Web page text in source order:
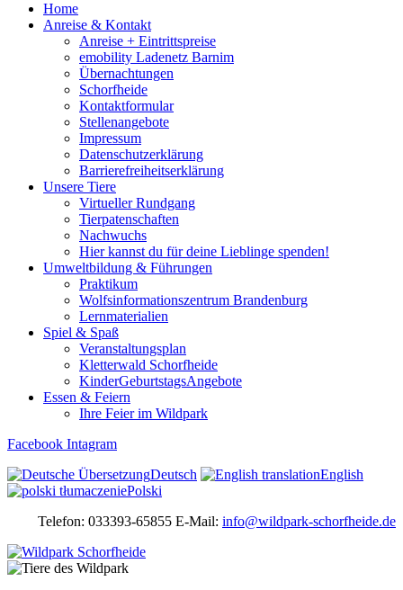
Home
Anreise & Kontakt
Anreise + Eintrittspreise
emobility Ladenetz Barnim
Übernachtungen
Schorfheide
Kontaktformular
Stellenangebote
Impressum
Datenschutzerklärung
Barrierefreiheitserklärung
Unsere Tiere
Virtueller Rundgang
Tierpatenschaften
Nachwuchs
Hier kannst du für deine Lieblinge spenden!
Umweltbildung & Führungen
Praktikum
Wolfsinformationszentrum Brandenburg
Lernmaterialien
Spiel & Spaß
Veranstaltungsplan
Kletterwald Schorfheide
KinderGeburtstagsAngebote
Essen & Feiern
Ihre Feier im Wildpark
Facebook Intagram
Deutsch
English
Polski
Telefon: 033393-65855 E-Mail: info@wildpark-schorfheide.de